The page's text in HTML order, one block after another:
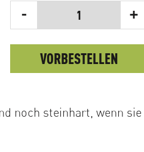
- 1 +
VORBESTELLEN
noch steinhart, wenn sie